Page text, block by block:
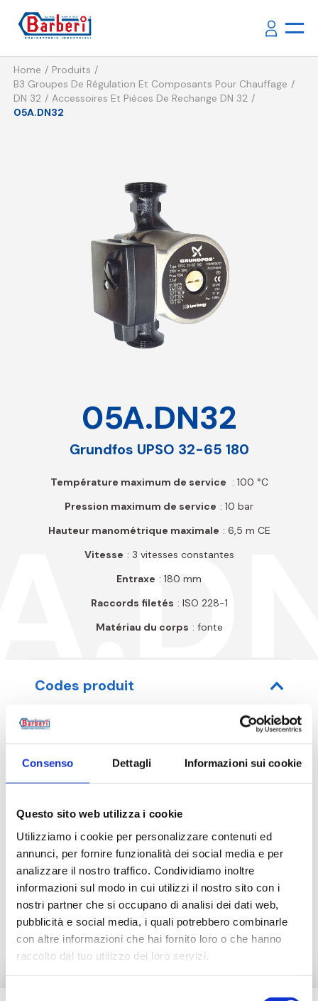
Consenso Dettagli Informazioni sui cookie
Questo sito web utilizza i cookie
Utilizziamo i cookie per personalizzare contenuti ed
annunci, per fornire funzionalità dei social media e per
analizzare il nostro traffico. Condividiamo inoltre
informazioni sul modo in cui utilizzi il nostro sito con i
nostri partner che si occupano di analisi dei dati web,
pubblicità e social media, i quali potrebbero combinarle
con altre informazioni che hai fornito loro o che hanno
raccolto dal tuo utilizzo dei loro servizi.
Home
Produits
B3 Groupes De Régulation Et Composants Pour Chauffage
DN 32
Accessoires Et Pièces De Rechange DN 32
05A.DN32
05A.DN32
Grundfos UPSO 32-65 180
Température maximum de service : 100 °C
Pression maximum de service : 10 bar
Hauteur manométrique maximale : 6,5 m CE
Vitesse : 3 vitesses constantes
Entraxe : 180 mm
Raccords filetés : ISO 228-1
Matériau du corps : fonte
Codes produit
05A050065B
Description
Documentation